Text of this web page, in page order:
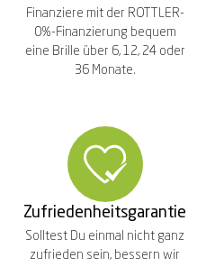
Finanziere mit der ROTTLER-
0%-Finanzierung bequem
eine Brille über 6, 12, 24 oder
36 Monate.
Zufriedenheitsgarantie
Solltest Du einmal nicht ganz
zufrieden sein, bessern wir